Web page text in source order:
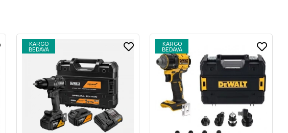
KARGO
BEDAVA
KARGO
BEDAVA